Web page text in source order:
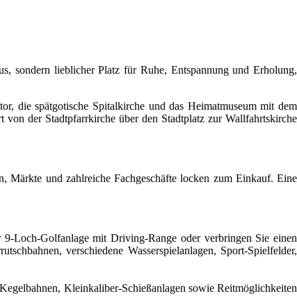
sondern lieblicher Platz für Ruhe, Entspannung und Erholung,
die spätgotische Spitalkirche und das Heimatmuseum mit dem
der Stadtpfarrkirche über den Stadtplatz zur Wallfahrtskirche
Märkte und zahlreiche Fachgeschäfte locken zum Einkauf. Eine
Loch-Golfanlage mit Driving-Range oder verbringen Sie einen
verschiedene Wasserspielanlagen, Sport-Spielfelder,
Kleinkaliber-Schießanlagen sowie Reitmöglichkeiten